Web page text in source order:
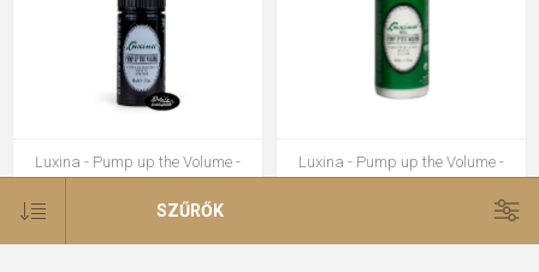
Luxina - Pump up the Volume -
Volumennövelő por 60 ml
6 200 Ft
Luxina - Pump up the Volume -
Volumennövelő por utántöltő 60 ml
SZŰRŐK